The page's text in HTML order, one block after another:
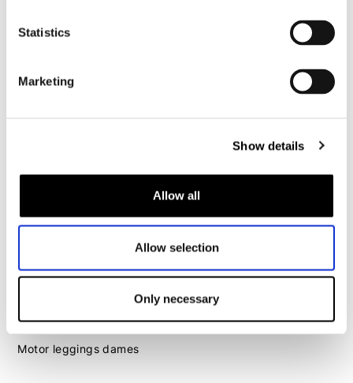
Statistics
Marketing
Show details
Allow all
Allow selection
Only necessary
Dames
Motorbroek dames
Motorjeans dames
Motor leggings dames